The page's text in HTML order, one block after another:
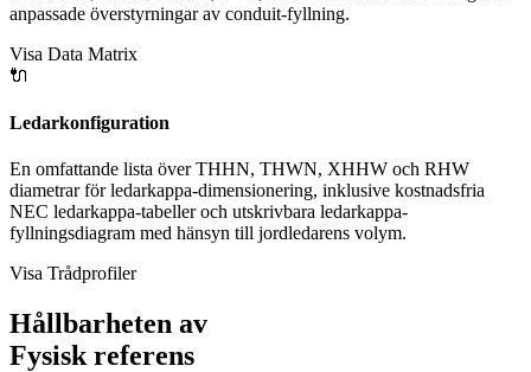
anpassade överstyrningar av conduit-fyllning.
Visa Data Matrix
🔌
Ledarkonfiguration
En omfattande lista över THHN, THWN, XHHW och RHW
diametrar för ledarkappa-dimensionering, inklusive kostnadsfria
NEC ledarkappa-tabeller och utskrivbara ledarkappa-
fyllningsdiagram med hänsyn till jordledarens volym.
Visa Trådprofiler
Hållbarheten av
Fysisk referens